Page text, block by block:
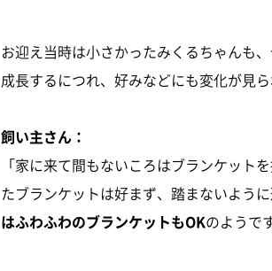
お迎え当時は小さかったみくるちゃんも
成長するにつれ、好みなどにも変化が見
飼い主さん：
「家に来て間もないころはブランケット
たブランケットは好まず、踏まないよ
はふわふわのブランケットもOKのようで